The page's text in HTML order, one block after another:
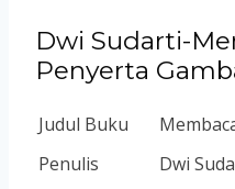
Dwi Sudarti-
Penyerta
Judul Buku
Penulis
Dwi